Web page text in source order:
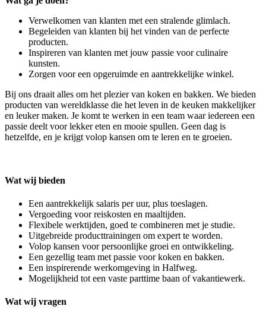
Verwelkomen van klanten met een stralende glimlach.
Begeleiden van klanten bij het vinden van de perfecte
producten.
Inspireren van klanten met jouw passie voor culinaire
kunsten.
Zorgen voor een opgeruimde en aantrekkelijke winkel.
Bij ons draait alles om het plezier van koken en bakken. We bieden
producten van wereldklasse die het leven in de keuken makkelijker
en leuker maken. Je komt te werken in een team waar iedereen een
passie deelt voor lekker eten en mooie spullen. Geen dag is
hetzelfde, en je krijgt volop kansen om te leren en te groeien.
Wat wij bieden
Een aantrekkelijk salaris per uur, plus toeslagen.
Vergoeding voor reiskosten en maaltijden.
Flexibele werktijden, goed te combineren met je studie.
Uitgebreide producttrainingen om expert te worden.
Volop kansen voor persoonlijke groei en ontwikkeling.
Een gezellig team met passie voor koken en bakken.
Een inspirerende werkomgeving in Halfweg.
Mogelijkheid tot een vaste parttime baan of vakantiewerk.
Wat wij vragen